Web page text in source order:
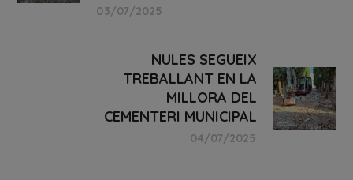
03/07/2025
NULES SEGUEIX
TREBALLANT EN LA
MILLORA DEL
CEMENTERI MUNICIPAL
04/07/2025